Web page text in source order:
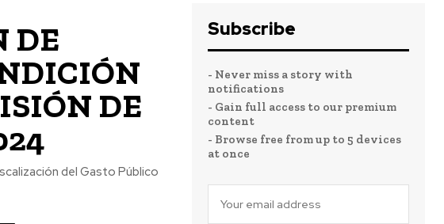
DE
DE
del Gasto Público
Subscribe
- Never miss a story with
notifications
- Gain full access to our premium
content
- Browse free from up to 5 devices
at once